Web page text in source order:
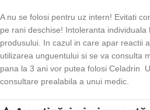
A nu se folosi pentru uz intern! Evitati
pe rani deschise! Intoleranta
produsului. In cazul in care apar reactii
utilizarea unguentului si se va consulta
pana la 3 ani vor putea folosi Celadrin
consultare prealabila a unui medic.